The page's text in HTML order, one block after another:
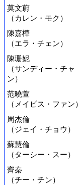
莫文蔚
（カレン・モク）
陳嘉樺
（エラ・チェン）
陳珊妮
（サンディー・チャ
ン）
范曉萱
（メイビス・ファン）
周杰倫
（ジェイ・チョウ）
蘇慧倫
（ターシー・スー）
齊秦
（チー・チン）